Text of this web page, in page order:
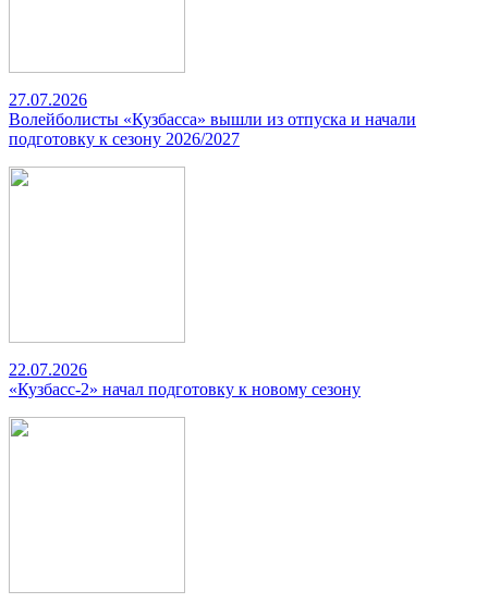
27.07.2026
Волейболисты «Кузбасса» вышли из отпуска и начали
подготовку к сезону 2026/2027
22.07.2026
«Кузбасс-2» начал подготовку к новому сезону